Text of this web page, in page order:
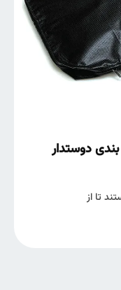
بندی دوستدار
تا از